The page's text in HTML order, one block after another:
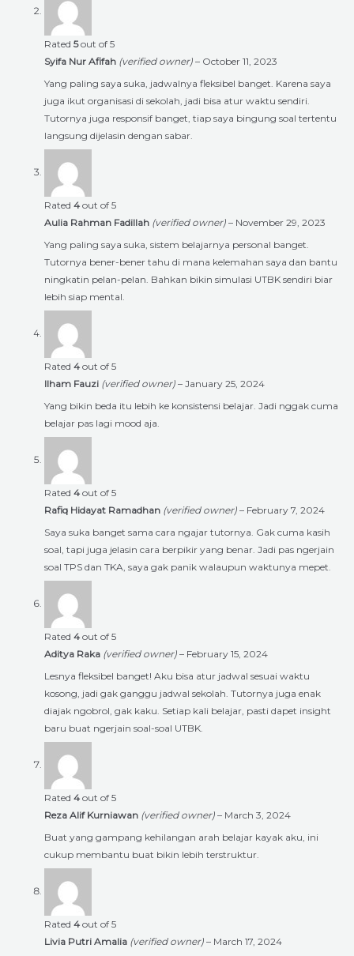
Rated 5out of 5
Syifa Nur Afifah (verified owner) – October 11, 2023
Yang paling saya suka, jadwalnya fleksibel banget. Karena saya
juga ikut organisasi di sekolah, jadi bisa atur waktu sendiri.
Tutornya juga responsif banget, tiap saya bingung soal tertentu
langsung dijelasin dengan sabar.
Rated 4 out of 5
Aulia Rahman Fadillah (verified owner) – November 29, 2023
Yang paling saya suka, sistem belajarnya personal banget.
Tutornya bener-bener tahu di mana kelemahan saya dan bantu
ningkatin pelan-pelan. Bahkan bikin simulasi UTBK sendiri biar
lebih siap mental.
Rated 4 out of 5
Ilham Fauzi (verified owner) – January 25, 2024
Yang bikin beda itu lebih ke konsistensi belajar. Jadi nggak cuma
belajar pas lagi mood aja.
Rated 4 out of 5
Rafiq Hidayat Ramadhan (verified owner) – February 7, 2024
Saya suka banget sama cara ngajar tutornya. Gak cuma kasih
soal, tapi juga jelasin cara berpikir yang benar. Jadi pas ngerjain
soal TPS dan TKA, saya gak panik walaupun waktunya mepet.
Rated 4 out of 5
Aditya Raka (verified owner) – February 15, 2024
Lesnya fleksibel banget! Aku bisa atur jadwal sesuai waktu
kosong, jadi gak ganggu jadwal sekolah. Tutornya juga enak
diajak ngobrol, gak kaku. Setiap kali belajar, pasti dapet insight
baru buat ngerjain soal-soal UTBK.
Rated 4 out of 5
Reza Alif Kurniawan (verified owner) – March 3, 2024
Buat yang gampang kehilangan arah belajar kayak aku, ini
cukup membantu buat bikin lebih terstruktur.
Rated 4 out of 5
Livia Putri Amalia (verified owner) – March 17, 2024